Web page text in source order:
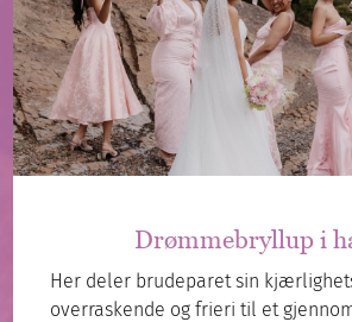
Drømmebryllup i
Her deler brudeparet sin
overraskende og frieri til et